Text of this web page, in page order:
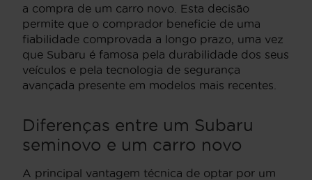
a compra de um carro novo. Esta decisão
permite que o comprador beneficie de uma
fiabilidade comprovada a longo prazo, uma vez
que Subaru é famosa pela durabilidade dos seus
veículos e pela tecnologia de segurança
avançada presente em modelos mais recentes.
Diferenças entre um Subaru
seminovo e um carro novo
A principal vantagem técnica de optar por um